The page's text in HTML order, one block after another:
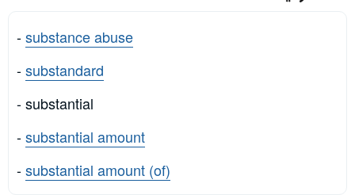
-substance abuse
-substandard
- substantial
-substantial amount
-substantial amount (of)